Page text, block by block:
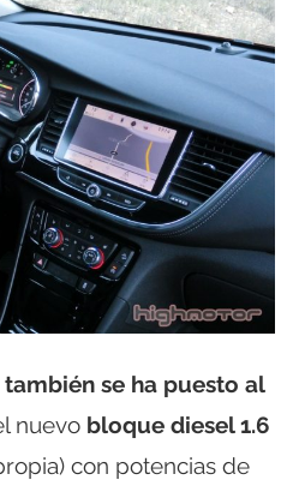
se ha puesto al
nuevo bloque diesel 1.6
con potencias de